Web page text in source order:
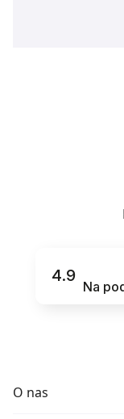
4.9
Na
O nas